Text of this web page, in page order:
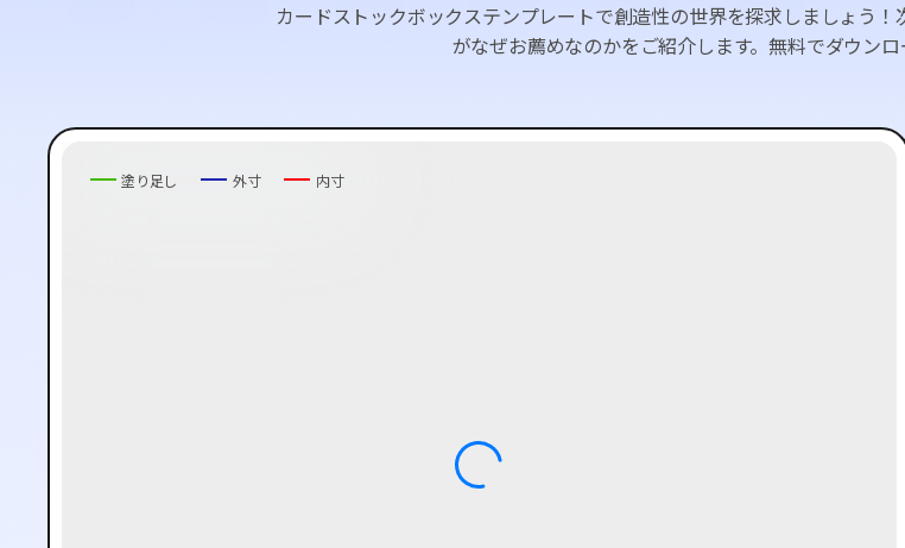
カードストックボックステンプレートで創造性の世界を探求しましょう
がなぜお薦めなのかをご紹介します。無料でダウン
塗り足し 外寸 内寸